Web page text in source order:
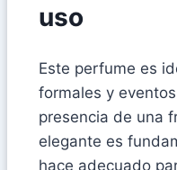
uso
Este perfume es
formales y
presencia de una
elegante es
hace adecuado